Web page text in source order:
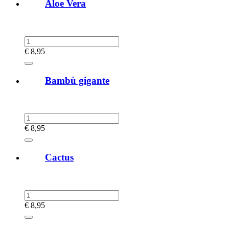
Aloe Vera
€ 8,95
Bambù gigante
€ 8,95
Cactus
€ 8,95